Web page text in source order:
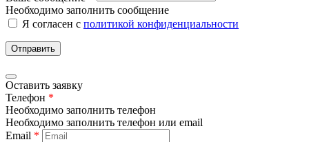
Необходимо заполнить сообщение
Я согласен с политикой конфиденциальности
Отправить
Оставить заявку
Телефон *
Необходимо заполнить телефон
Необходимо заполнить телефон или email
Email *